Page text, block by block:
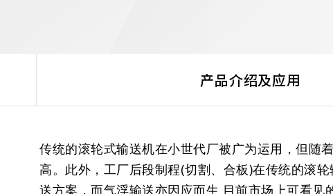
产品介绍及应用
传统的滚轮式输送机在小世代厂被广为运用，但随
高。此外，工厂后段制程(切割、合板)在传统的滚
送方案，而气浮输送亦因应而生 目前市场上可看